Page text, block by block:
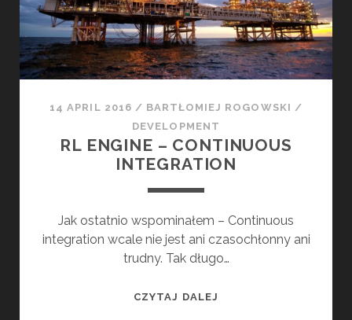
L
I
T
Y
C
H
E
C
K
14 APRIL 2016 / BARTŁOMIEJ ROGOWSKI /
DEVELOPMENT
RL ENGINE – CONTINUOUS
INTEGRATION
Jak ostatnio wspominałem – Continuous
integration wcale nie jest ani czasochłonny ani
trudny. Tak długo…
CZYTAJ DALEJ